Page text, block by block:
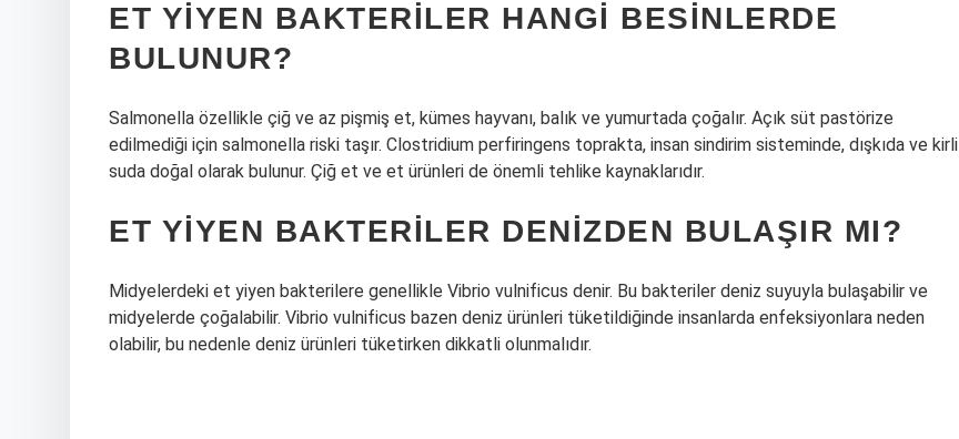
ET YIYEN BAKTERILER HANGI BESINLERDE
BULUNUR?
Salmonella özellikle çiğ ve az pişmiş et, kümes hayvanı, balık ve yumurtada çoğalır. Açık süt pastörize
edilmediği için salmonella riski taşır. Clostridium perfiringens toprakta, insan sindirim sisteminde, dışkıda ve kirli
suda doğal olarak bulunur. Çiğ et ve et ürünleri de önemli tehlike kaynaklarıdır.
ET YIYEN BAKTERILER DENIZDEN BULAŞIR MI?
Midyelerdeki et yiyen bakterilere genellikle Vibrio vulnificus denir. Bu bakteriler deniz suyuyla bulaşabilir ve
midyelerde çoğalabilir. Vibrio vulnificus bazen deniz ürünleri tüketildiğinde insanlarda enfeksiyonlara neden
olabilir, bu nedenle deniz ürünleri tüketirken dikkatli olunmalıdır.